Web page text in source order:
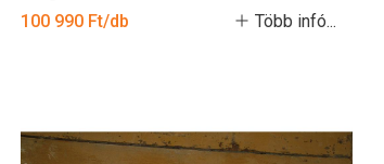
100 990 Ft/db
Több infó...